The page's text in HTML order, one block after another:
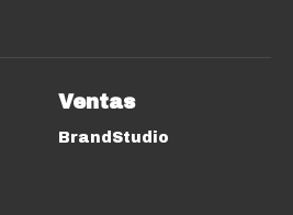
Ventas
BrandStudio